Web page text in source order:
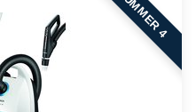
NUMMER 4